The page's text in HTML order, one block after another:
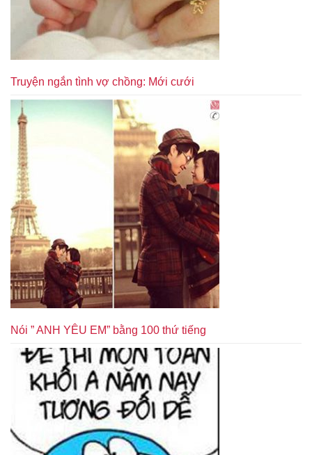
Truyện ngắn tình vợ chồng: Mới cưới
Nói ” ANH YÊU EM” bằng 100 thứ tiếng